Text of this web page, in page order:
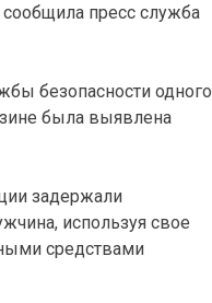
пресс служба
безопасности одного
была выявлена
задержали
используя свое
средствами